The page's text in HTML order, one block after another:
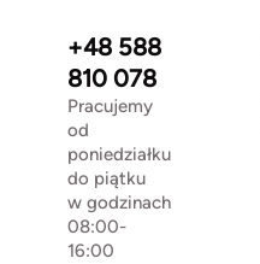
+48 588
810 078
Pracujemy
od
poniedziałku
do piątku
w godzinach
08:00-
16:00